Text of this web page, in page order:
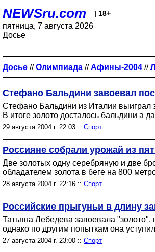
NEWSru.com | 18+
пятница, 7 августа 2026
Досье
Досье //Олимпиада //Афины-2004 //
Стефано Бальдини завоевал
Стефано Бальдини из Италии выиграл
В итоге золото досталось бальдини а
29 августа 2004 г. 22:03 :: Спорт
Россияне собрали урожай из
Две золотых одну серебряную и две
обладателем золота в беге на 800
28 августа 2004 г. 22:16 :: Спорт
Российские прыгуньи в длину
Татьяна Лебедева завоевала
однако по другим попыткам она
27 августа 2004 г. 23:00 :: Спорт